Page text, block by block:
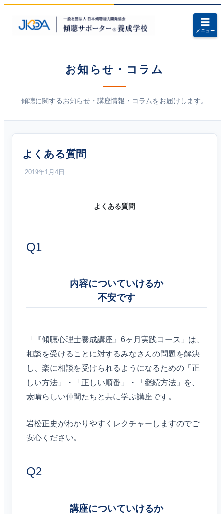
メニュー
お知らせ・コラム
傾聴に関するお知らせ・講座情報・コラムをお届けします。
よくある質問
2019年1月4日
よくある質問
Q1
内容についていけるか
不安です
「『傾聴心理士養成講座』6ヶ月実践コース」は、
相談を受けることに対するみなさんの問題を解決
し、楽に相談を受けられるようになるための「正
しい方法」・「正しい順番」・「継続方法」を、
素晴らしい仲間たちと共に学ぶ講座です。
岩松正史がわかりやすくレクチャーしますのでご
安心ください。
Q2
講座についていけるか